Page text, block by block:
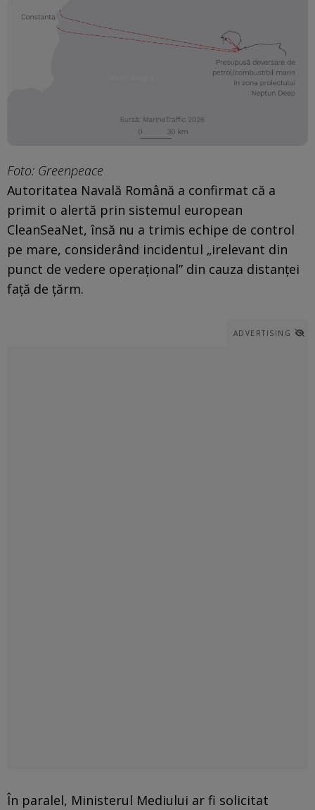
Foto: Greenpeace
Autoritatea Navală Română a confirmat că a
primit o alertă prin sistemul european
CleanSeaNet, însă nu a trimis echipe de control
pe mare, considerând incidentul „irelevant din
punct de vedere operațional” din cauza distanței
față de țărm.
ADVERTISING
În paralel, Ministerul Mediului ar fi solicitat